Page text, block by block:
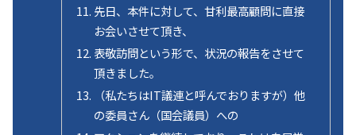
先日、本件に対して、甘利最高顧問に直接
お会いさせて頂き、
表敬訪問という形で、状況の報告をさせて
頂きました。
（私たちはIT議連と呼んでおりますが）他
の委員さん（国会議員）への